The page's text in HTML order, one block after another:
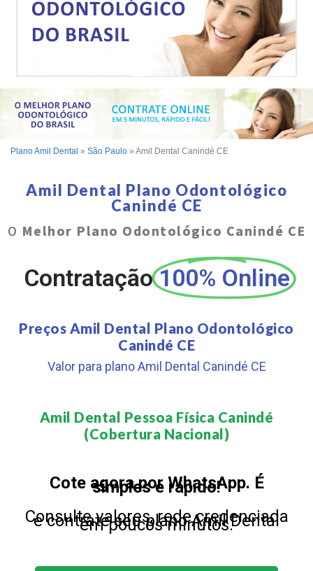
Plano Amil Dental » São Paulo » Amil Dental Canindé CE
Amil Dental Plano Odontológico
Canindé CE
O Melhor Plano Odontológico Canindé CE
Contratação 100% Online
Preços Amil Dental Plano Odontológico
Canindé CE
Valor para plano Amil Dental Canindé CE
Amil Dental Pessoa Física Canindé
(Cobertura Nacional)​
Cote agora por WhatsApp. É
simples e rápido!
Consulte valores, rede credenciada
e contrate seu plano Amil Dental
em poucos minutos.